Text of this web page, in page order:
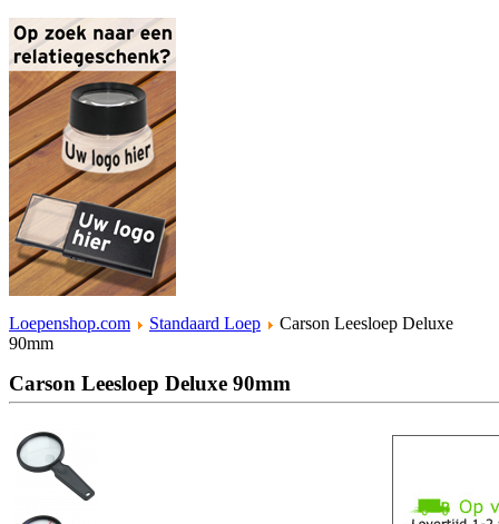
Loepenshop.com Standaard Loep
Carson Leesloep Deluxe
90mm
Carson Leesloep Deluxe 90mm